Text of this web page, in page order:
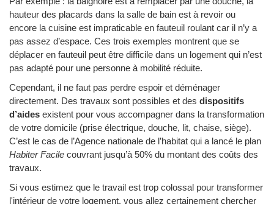
hauteur des placards dans la salle de bain est à revoir ou
encore la cuisine est impraticable en fauteuil roulant car il n’y a
pas assez d’espace. Ces trois exemples montrent que se
déplacer en fauteuil peut être difficile dans un logement qui n’est
pas adapté pour une personne à mobilité réduite.
Cependant, il ne faut pas perdre espoir et déménager
directement. Des travaux sont possibles et des dispositifs
d’aides existent pour vous accompagner dans la transformation
de votre domicile (prise électrique, douche, lit, chaise, siège).
C’est le cas de l’Agence nationale de l’habitat qui a lancé le plan
Habiter Facile couvrant jusqu’à 50% du montant des coûts des
travaux.
Si vous estimez que le travail est trop colossal pour transformer
l'intérieur de votre logement, vous allez certainement chercher